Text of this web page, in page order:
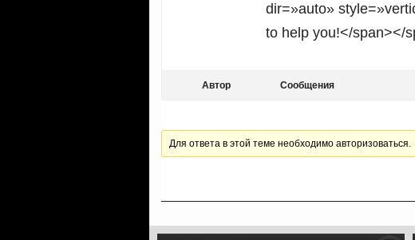
dir=»auto»
to help you!</span></
Автор Сообщения
Для ответа в этой теме необходимо авторизоваться.